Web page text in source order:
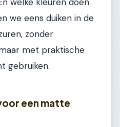
we eens duiken in de
zonder
met praktische
gebruiken.
een matte